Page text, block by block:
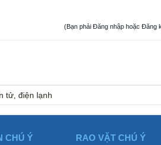
(Bạn phải Đăng nhập hoặc Đăng
tử, điện lạnh
CHÚ Ý RAO VẶT CHÚ Ý